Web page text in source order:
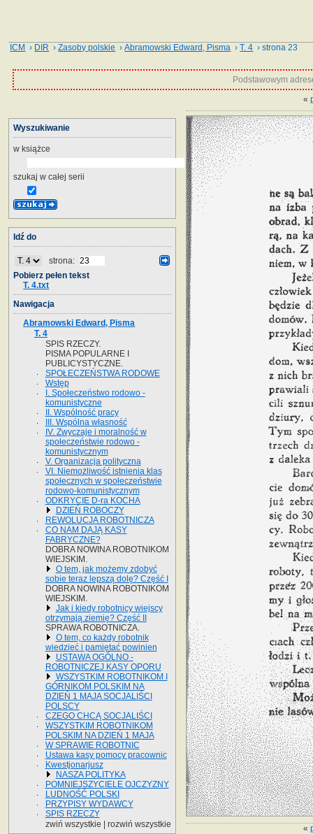
ICM › DIR ›Zasoby polskie ›Abramowski Edward, Pisma ›T. 4 › strona 23
Podstawowym
«
«
Wyszukiwanie
w książce
szukaj w całej serii
Idź do
strona:
Pobierz pełen tekst
T. 4.txt
Nawigacja
Abramowski Edward, Pisma
T. 4
SPIS RZECZY.
PISMA POPULARNE I
PUBLICYSTYCZNE.
SPOŁECZEŃSTWA RODOWE
Wstęp
I. Społeczeństwo rodowo -
komunistyczne
II. Wspólność pracy
III. Wspólna własność
IV. Zwyczaje i moralność w
społeczeństwie rodowo -
komunistycznym
V. Organizacja polityczna
VI. Niemożliwość istnienia klas
społecznych w społeczeństwie
rodowo-komunistycznym
ODKRYCIE D-ra KOCHA
DZIEŃ ROBOCZY
REWOLUCJA ROBOTNICZA
CO NAM DAJĄ KASY
FABRYCZNE?
DOBRA NOWINA ROBOTNIKOM
WIEJSKIM.
O tem, jak możemy zdobyć
sobie teraz lepszą dolę? Część I
DOBRA NOWINA ROBOTNIKOM
WIEJSKIM.
Jak i kiedy robotnicy wiejscy
otrzymają ziemię? Część II
SPRAWA ROBOTNICZA.
O tem, co każdy robotnik
wiedzieć i pamiętać powinien
USTAWA OGÓLNO -
ROBOTNICZEJ KASY OPORU
WSZYSTKIM ROBOTNIKOM I
GÓRNIKOM POLSKIM NA
DZIEŃ 1 MAJA SOCJALIŚCI
POLSCY
CZEGO CHCĄ SOCJALIŚCI
WSZYSTKIM ROBOTNIKOM
POLSKIM NA DZIEŃ 1 MAJA
W SPRAWIE ROBOTNIC
Ustawa kasy pomocy pracownic
Kwestjonarjusz
NASZA POLITYKA
POMNIEJSZYCIELE OJCZYZNY
LUDNOŚĆ POLSKI
PRZYPISY WYDAWCY
SPIS RZECZY
zwiń wszystkie
rozwiń wszystkie